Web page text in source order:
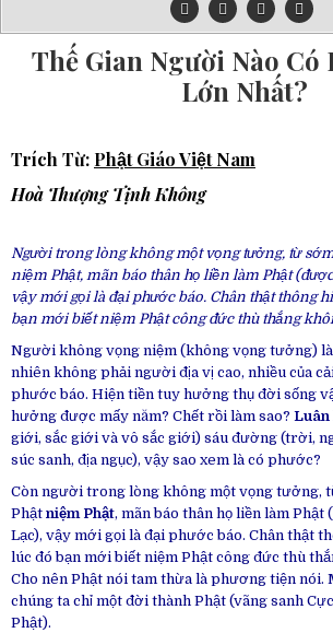
Thế Gian Người Nào Có
Lớn Nhất?
Trích Từ: Phật Giáo Việt Nam
Hoà Thượng Tịnh Không
Người trong lòng không một vọng tưởng, từ
niệm Phật, mãn báo thân họ liền làm Phật
vậy mới gọi là đại phước báo. Chân thật thông
bạn mới biết niệm Phật công đức thù thắng
Người không vọng niệm (không vọng tưởng)
nhiên không phải người địa vị cao, nhiều của
phước báo. Hiện tiền tuy hưởng thụ đời sống
hưởng được mấy năm? Chết rồi làm sao? Luân
giới, sắc giới và vô sắc giới) sáu đường (trời,
súc sanh, địa ngục), vậy sao xem là có phước?
Còn người trong lòng không một vọng tưởng,
Phật niệm Phật, mãn báo thân họ liền làm Phật
Lạc), vậy mới gọi là đại phước báo. Chân thật
lúc đó bạn mới biết niệm Phật công đức thù
Cho nên Phật nói tam thừa là phương tiện nói.
chúng ta chỉ một đời thành Phật (vãng sanh
Phật).